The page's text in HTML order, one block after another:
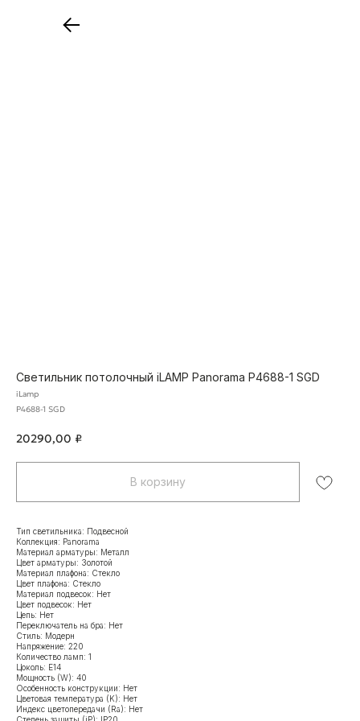
Светильник потолочный iLAMP Panorama P4688-1 SGD
iLamp
P4688-1 SGD
20290,00 ₽
В корзину
Тип светильника: Подвесной
Коллекция: Panorama
Материал арматуры: Металл
Цвет арматуры: Золотой
Материал плафона: Стекло
Цвет плафона: Стекло
Материал подвесок: Нет
Цвет подвесок: Нет
Цепь: Нет
Переключатель на бра: Нет
Стиль: Модерн
Напряжение: 220
Количество ламп: 1
Цоколь: Е14
Мощность (W): 40
Особенность конструкции: Нет
Цветовая температура (K): Нет
Индекс цветопередачи (Ra): Нет